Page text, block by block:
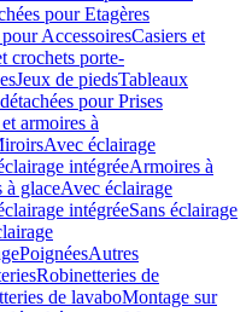
pour Etagères
AccessoiresCasiers et
crochets porte-
Jeux de piedsTableaux
pour Prises
armoires à
Avec éclairage
intégréeArmoires à
à glaceAvec éclairage
intégréeSans éclairage
PoignéesAutres
Robinetteries de
de lavaboMontage sur